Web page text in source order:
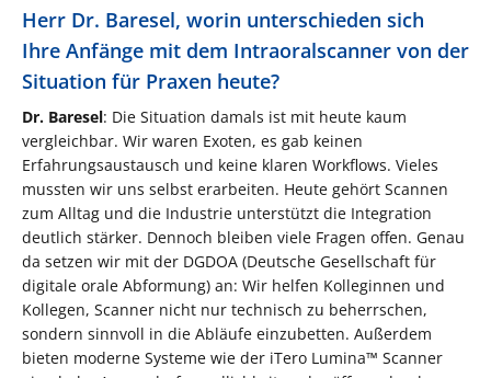
Herr Dr. Baresel, worin unterschieden sich
Ihre Anfänge mit dem Intraoralscanner von der
Situation für Praxen heute?
Dr. Baresel: Die Situation damals ist mit heute kaum
vergleichbar. Wir waren Exoten, es gab keinen
Erfahrungsaustausch und keine klaren Workflows. Vieles
mussten wir uns selbst erarbeiten. Heute gehört Scannen
zum Alltag und die Industrie unterstützt die Integration
deutlich stärker. Dennoch bleiben viele Fragen offen. Genau
da setzen wir mit der DGDOA (Deutsche Gesellschaft für
digitale orale Abformung) an: Wir helfen Kolleginnen und
Kollegen, Scanner nicht nur technisch zu beherrschen,
sondern sinnvoll in die Abläufe einzubetten. Außerdem
bieten moderne Systeme wie der iTero Lumina™ Scanner